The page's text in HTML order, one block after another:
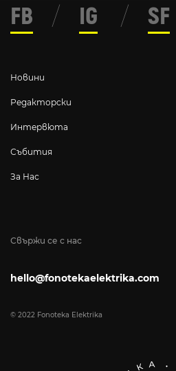
Свържи се с нас
hello@fonotekaelektrika.com
© 2022 Fonoteka Elektrika
Новини
Редакторски
Интервюта
Събития
За Нас
FB / IG / SF